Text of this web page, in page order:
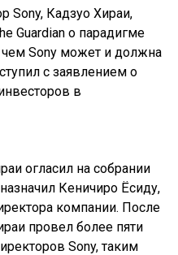
Sony, Кадзуо Хираи,
Guardian о парадигме
чем Sony может и должна
с заявлением о
в
огласил на собрании
Кеничиро Ёсиду,
компании. После
провел более пяти
Sony, таким